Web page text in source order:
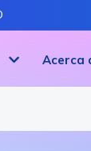
Acerca